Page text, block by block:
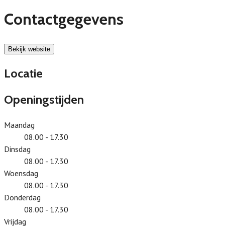
Contactgegevens
Bekijk website
Locatie
Openingstijden
Maandag
08.00 - 17.30
Dinsdag
08.00 - 17.30
Woensdag
08.00 - 17.30
Donderdag
08.00 - 17.30
Vrijdag